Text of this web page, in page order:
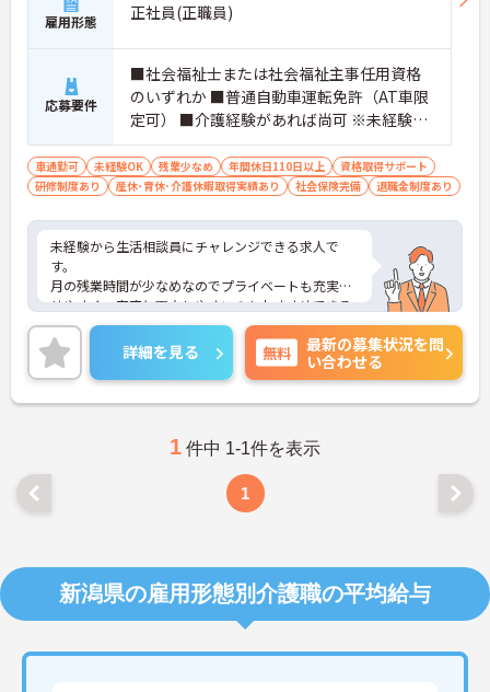
雇用形態 正社員(正職員)
応募要件
■社会福祉士または社会福祉主事任用資格
のいずれか ■普通自動車運転免許（AT車限
定可） ■介護経験があれば尚可 ※未経験相
談可、親切丁寧に指導します
車通勤可 未経験OK 残業少なめ 年間休日110日以上
資格取得サポート
研修制度あり
産休･育休･介護休暇取得実績あり 社会保険完備 退職金制度あり
未経験から生活相談員にチャレンジできる求人で
す。
月の残業時間が少なめなのでプライベートも充実さ
せやすく、家庭と両立しやすいのもおすすめできる
ポイントの一つです！
ご興味ある方には、面接対策ポイントなど、さらに
詳細をお話しいたしますのでお気軽にご相談くださ
い！
詳細を見る 無料
最新の募集状況を問
い合わせる
1 件中 1-1件を表示
1
新潟県の雇用形態別介護職の平均給与